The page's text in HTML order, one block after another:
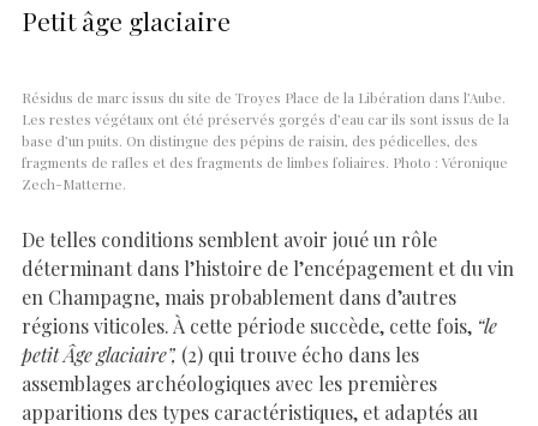
Petit âge glaciaire
Résidus de marc issus du site de Troyes Place de la Libération dans l’Aube.
Les restes végétaux ont été préservés gorgés d’eau car ils sont issus de la
base d’un puits. On distingue des pépins de raisin, des pédicelles, des
fragments de rafles et des fragments de limbes foliaires. Photo : Véronique
Zech-Matterne.
De telles conditions semblent avoir joué un rôle
déterminant dans l’histoire de l’encépagement et du vin
en Champagne, mais probablement dans d’autres
régions viticoles. À cette période succède, cette fois, “le
petit Âge glaciaire”, (2) qui trouve écho dans les
assemblages archéologiques avec les premières
apparitions des types caractéristiques, et adaptés au